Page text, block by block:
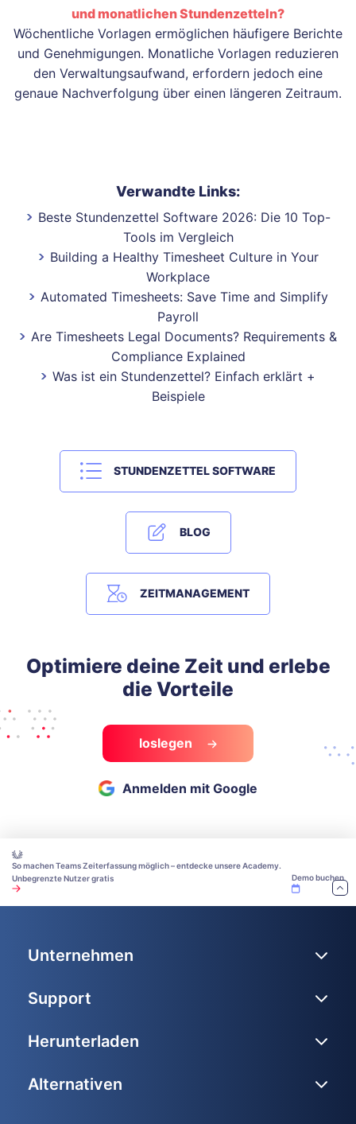
und monatlichen Stundenzetteln?
Wöchentliche Vorlagen ermöglichen häufigere Berichte
und Genehmigungen. Monatliche Vorlagen reduzieren
den Verwaltungsaufwand, erfordern jedoch eine
genaue Nachverfolgung über einen längeren Zeitraum.
Verwandte Links:
Beste Stundenzettel Software 2026: Die 10 Top-
Tools im Vergleich
Building a Healthy Timesheet Culture in Your
Workplace
Automated Timesheets: Save Time and Simplify
Payroll
Are Timesheets Legal Documents? Requirements &
Compliance Explained
Was ist ein Stundenzettel? Einfach erklärt +
Beispiele
STUNDENZETTEL SOFTWARE
BLOG
ZEITMANAGEMENT
Optimiere deine Zeit und erlebe
die Vorteile
loslegen
Anmelden mit Google
So machen Teams Zeiterfassung möglich – entdecke unsere Academy.
Unbegrenzte Nutzer gratis
Demo buchen
Unternehmen
Support
Herunterladen
Alternativen